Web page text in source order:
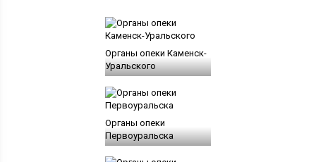
Органы опеки Каменск-
Уральского
Органы опеки
Первоуральска